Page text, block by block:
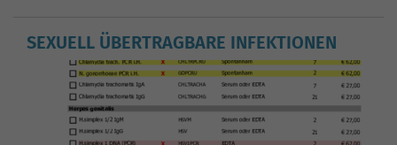
SEXUELL ÜBERTRAGBARE INFEKTIONEN